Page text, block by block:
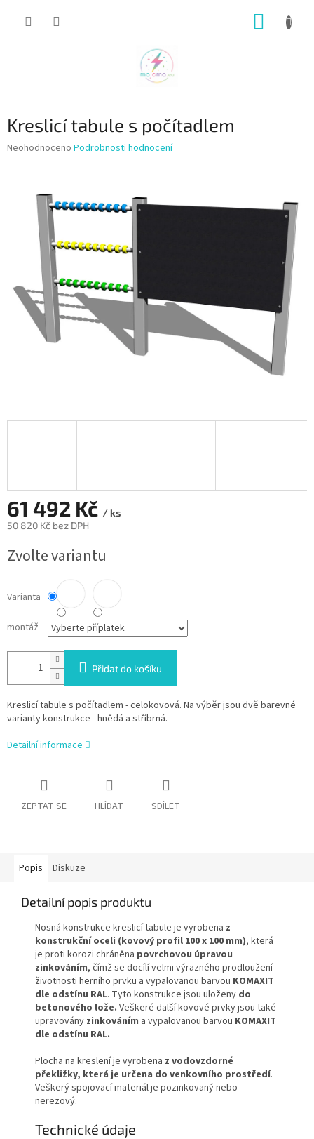
Kreslicí tabule s počítadlem
Průměrné
hvězdiček.
Neohodnoceno Podrobnosti hodnocení
61 492 Kč / ks
50 820 Kč bez DPH
cena:
Zvolte variantu
Varianta
montáž
Přidat do košíku
Kreslicí tabule s počítadlem - celokovová. Na výběr jsou dvě barevné
varianty konstrukce - hnědá a stříbrná.
Detailní informace
ZEPTAT SE HLÍDAT SDÍLET
Popis Diskuze
Detailní popis produktu
Nosná konstrukce kreslicí tabule je vyrobena z
konstrukční oceli (kovový profil 100 x 100 mm), která
je proti korozi chráněna povrchovou úpravou
zinkováním, čímž se docílí velmi výrazného prodloužení
životnosti herního prvku a vypalovanou barvou KOMAXIT
dle odstínu RAL. Tyto konstrukce jsou uloženy do
betonového lože. Veškeré další kovové prvky jsou také
upravovány zinkováním a vypalovanou barvou KOMAXIT
dle odstínu RAL.
Plocha na kreslení je vyrobena z vodovzdorné
překližky, která je určena do venkovního prostředí.
Veškerý spojovací materiál je pozinkovaný nebo
nerezový.
Technické údaje